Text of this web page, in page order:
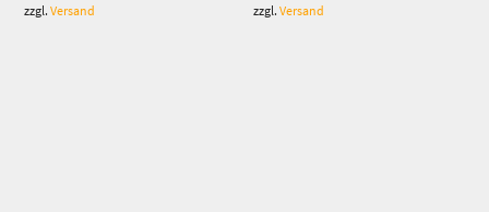
zzgl.Versand
zzgl.Versand